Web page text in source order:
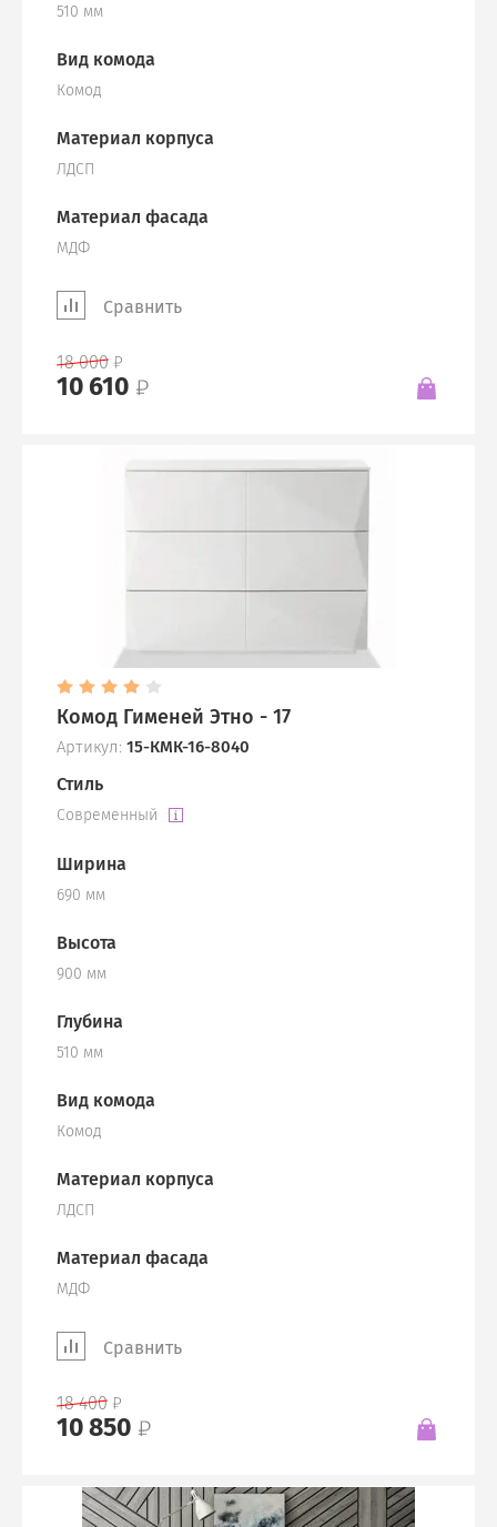
510 мм
Вид комода
Комод
Материал корпуса
ЛДСП
Материал фасада
МДФ
Сравнить
18 000
10 610
Комод Гименей Этно - 17
Артикул: 15-КМК-16-8040
Стиль
Современный
Ширина
690 мм
Высота
900 мм
Глубина
510 мм
Вид комода
Комод
Материал корпуса
ЛДСП
Материал фасада
МДФ
Сравнить
18 400
10 850